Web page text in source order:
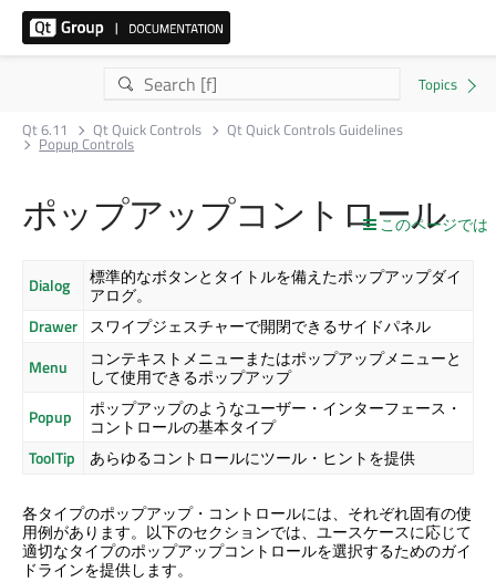
Qt 6.11 Qt Quick Controls Qt Quick Controls Guidelines
Popup Controls
このページでは
ポップアップコントロール
Dialog
標準的なボタンとタイトルを備えたポップアップダイ
アログ。
Drawer スワイプジェスチャーで開閉できるサイドパネル
Menu
コンテキストメニューまたはポップアップメニューと
して使用できるポップアップ
Popup
ポップアップのようなユーザー・インターフェース・
コントロールの基本タイプ
ToolTip
あらゆるコントロールにツール・ヒントを提供
各タイプのポップアップ・コントロールには、それぞれ固有の使
用例があります。以下のセクションでは、ユースケースに応じて
適切なタイプのポップアップコントロールを選択するためのガイ
ドラインを提供します。